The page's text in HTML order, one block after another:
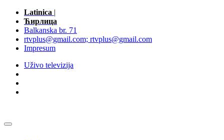
Latinica |
Ћирлица
Balkanska br. 71
rtvplus@gmail.com; rtvplus@gmail.com
Impresum
Uživo televizija